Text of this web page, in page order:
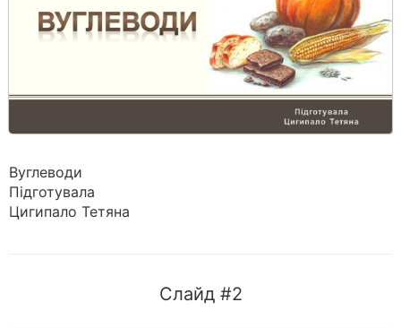
Вуглеводи
Підготувала
Цигипало Тетяна
Слайд #2